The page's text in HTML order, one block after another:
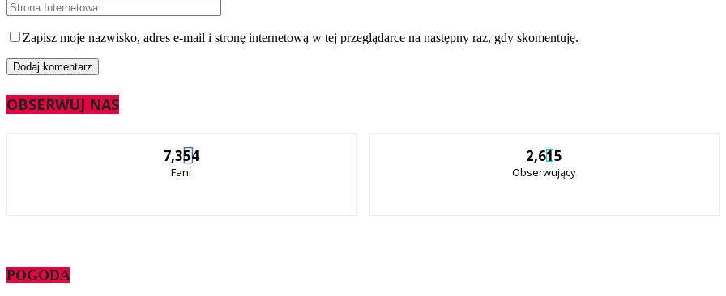
Zapisz moje nazwisko, adres e-mail i stronę internetową w tej przeglądarce na następny raz, gdy skomentuję.
OBSERWUJ NAS
7,354
Fani
2,615
Obserwujący
POGODA